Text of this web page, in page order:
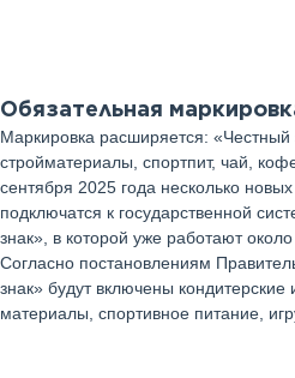
Обязательная
Маркировка расширяется: «Честный
стройматериалы, спортпит, чай,
сентября 2025 года несколько
подключатся к государственной
знак», в которой уже работают
Согласно постановлениям
знак» будут включены кондитерские
материалы, спортивное питание,